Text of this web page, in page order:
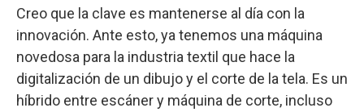
Creo que la clave es mantenerse al día con la
innovación. Ante esto, ya tenemos una máquina
novedosa para la industria textil que hace la
digitalización de un dibujo y el corte de la tela. Es un
híbrido entre escáner y máquina de corte, incluso